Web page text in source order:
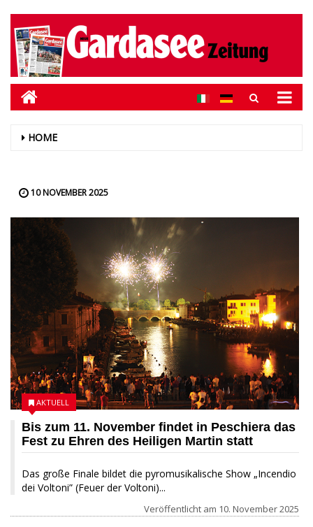
HOME
10 NOVEMBER 2025
Bis zum 11. November findet in Peschiera das
Fest zu Ehren des Heiligen Martin statt
Das große Finale bildet die pyromusikalische Show „Incendio
dei Voltoni” (Feuer der Voltoni)...
AKTUELL
Veröffentlicht am 10. November 2025